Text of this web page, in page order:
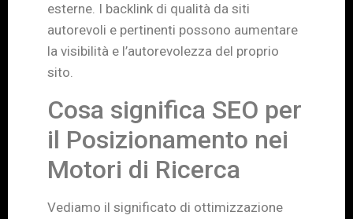
esterne. I backlink di qualità da siti
autorevoli e pertinenti possono aumentare
la visibilità e l’autorevolezza del proprio
sito.
Cosa significa SEO per
il Posizionamento nei
Motori di Ricerca
Vediamo il significato di ottimizzazione